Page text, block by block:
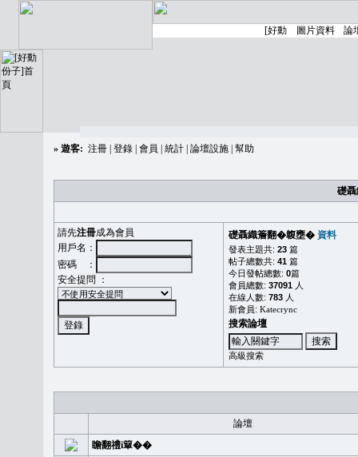
» 遊客: 注冊 登錄 會員 統計 論壇設施 幫助
礎
請先注冊成為會員
用戶名：
密碼 ：
安全提問 ：
礎聶織簷翻�䪖壅� 資料
發表主題共: 23 篇
帖子總數共: 41 篇
今日發帖總數: 0篇
會員總數: 37091 人
在線人數: 783 人
新會員: Katecrync
搜索論壇
高級搜索
論壇
瞻翻禮i簞��